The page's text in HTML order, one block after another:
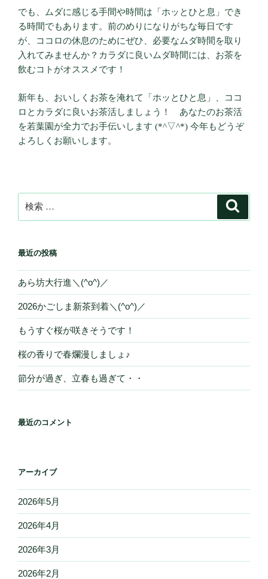
でも、ムダに感じる手間や時間は「ホッとひと息」でき
る時間でもあります。前のめりになりがちな毎日です
が、ココロの休息のためにぜひ、必要なムダ時間を取り
入れてみませんか？カラダに良いムダ時間には、お茶を
飲むコトがオススメです！
新年も、おいしくお茶を淹れて「ホッとひと息」、ココ
ロとカラダに良いお茶活しましょう！ あなたのお茶活
を若葉園が全力でお手伝いします (*^▽^*) 今年もどうぞ
よろしくお願いします。
検
索:
最近の投稿
あら坊大行進＼(^o^)／
2026かごしま新茶到着＼(^o^)／
もうすぐ桜が咲きそうです！
桜の香りで春爛漫しましょ♪
節分が過ぎ、立春も過ぎて・・
最近のコメント
アーカイブ
2026年5月
2026年4月
2026年3月
2026年2月